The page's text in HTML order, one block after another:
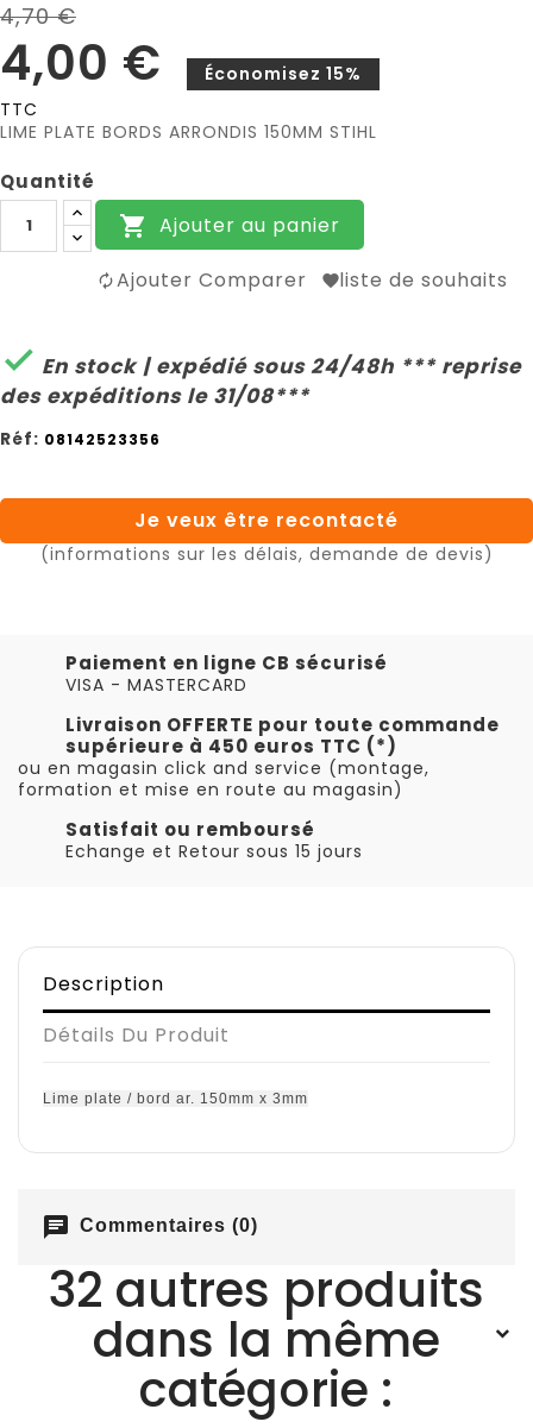
4,70 €
4,00 €
Économisez 15%
TTC
LIME PLATE BORDS ARRONDIS 150MM STIHL
Quantité
 Ajouter au panier
Ajouter Comparer liste de souhaits
 En stock | expédié sous 24/48h *** reprise
des expéditions le 31/08***
Réf: 08142523356
Je veux être recontacté
(informations sur les délais, demande de devis)
Paiement en ligne CB sécurisé
VISA - MASTERCARD
Livraison OFFERTE pour toute commande
supérieure à 450 euros TTC (*)
ou en magasin click and service (montage,
formation et mise en route au magasin)
Satisfait ou remboursé
Echange et Retour sous 15 jours
Description
Détails Du Produit
Lime plate / bord ar. 150mm x 3mm
chat Commentaires (0)
32 autres produits
dans la même
catégorie :